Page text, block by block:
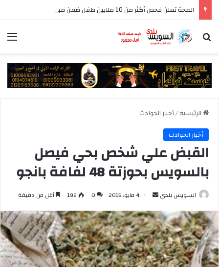
بحث عن
الرئيسية/أخبار الحوادث
أخبار الحوادث
القبض علي شخص بحي فيصل
بالسويس بحوزتة 48 لفافة بانجو
السويس بلدي
أرسل
إلكترونيا
4 مايو، 2015 0
192 أقل من دقيقة